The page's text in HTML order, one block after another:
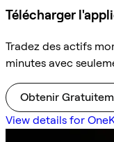
Télécharger
Tradez des actifs
minutes avec
Obtenir
View details for